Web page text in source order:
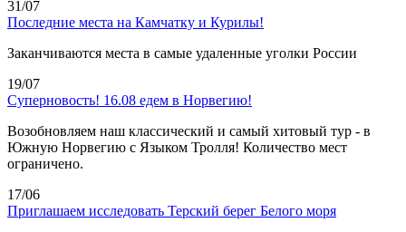
31/07
Последние места на Камчатку и Курилы!
Заканчиваются места в самые удаленные уголки России
19/07
Суперновость! 16.08 едем в Норвегию!
Возобновляем наш классический и самый хитовый тур - в
Южную Норвегию с Языком Тролля! Количество мест
ограничено.
17/06
Приглашаем исследовать Терский берег Белого моря